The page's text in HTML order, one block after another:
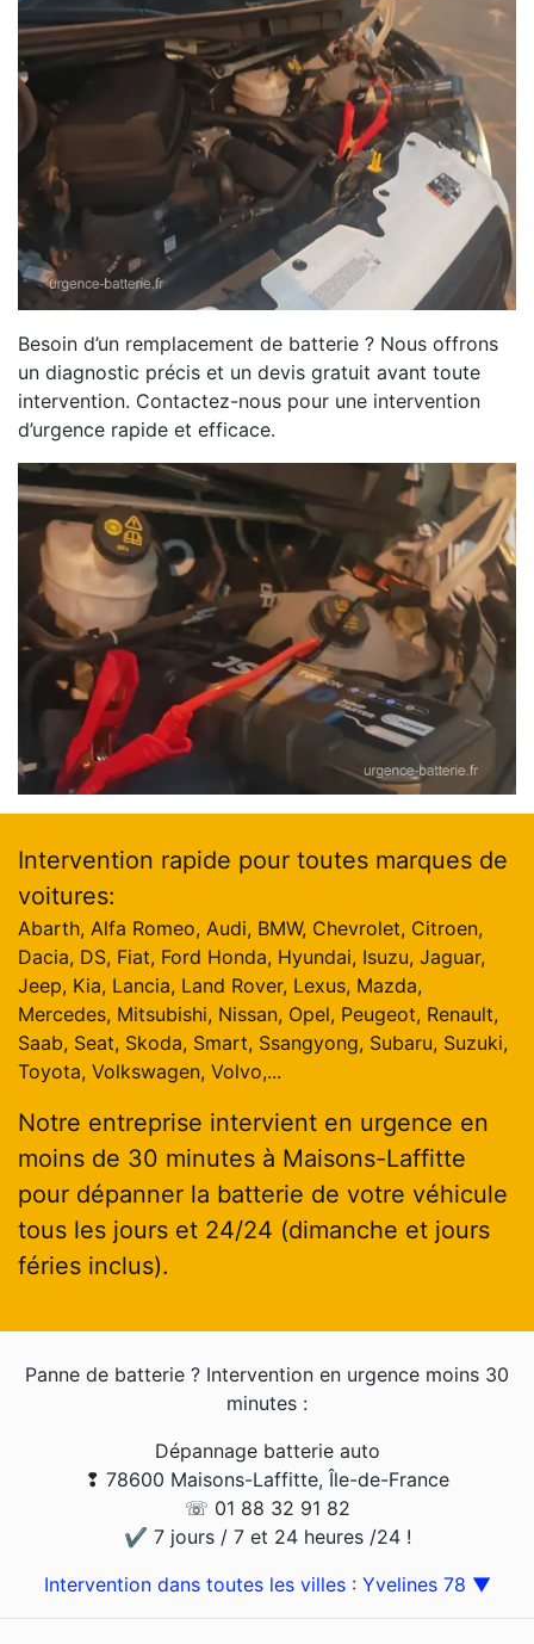
Besoin d’un remplacement de batterie ? Nous offrons
un diagnostic précis et un devis gratuit avant toute
intervention. Contactez-nous pour une intervention
d’urgence rapide et efficace.
Intervention rapide pour toutes marques de
voitures:
Abarth, Alfa Romeo, Audi, BMW, Chevrolet, Citroen,
Dacia, DS, Fiat, Ford Honda, Hyundai, Isuzu, Jaguar,
Jeep, Kia, Lancia, Land Rover, Lexus, Mazda,
Mercedes, Mitsubishi, Nissan, Opel, Peugeot, Renault,
Saab, Seat, Skoda, Smart, Ssangyong, Subaru, Suzuki,
Toyota, Volkswagen, Volvo,...
Notre entreprise intervient en urgence en
moins de 30 minutes à Maisons-Laffitte
pour dépanner la batterie de votre véhicule
tous les jours et 24/24 (dimanche et jours
féries inclus).
Panne de batterie ? Intervention en urgence moins 30
minutes :
Dépannage batterie auto
❢ 78600 Maisons-Laffitte, Île-de-France
☏ 01 88 32 91 82
✔ 7 jours / 7 et 24 heures /24 !
Intervention dans toutes les villes : Yvelines 78 ▼